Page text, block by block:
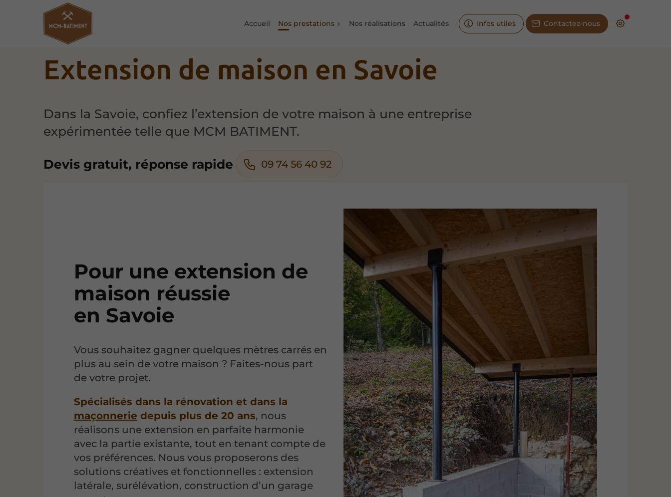
Accueil Nos prestations Nos réalisations Actualités Infos utiles Contactez-nous
Extension de maison en Savoie
Dans la Savoie, confiez l’extension de votre maison à une entreprise
expérimentée telle que MCM BATIMENT.
Devis gratuit, réponse rapide 09 74 56 40 92
Pour une extension de
maison réussie
en Savoie
Vous souhaitez gagner quelques mètres carrés en
plus au sein de votre maison ? Faites-nous part
de votre projet.
Spécialisés dans la rénovation et dans la
maçonnerie depuis plus de 20 ans, nous
réalisons une extension en parfaite harmonie
avec la partie existante, tout en tenant compte de
vos préférences. Nous vous proposerons des
solutions créatives et fonctionnelles : extension
latérale, surélévation, construction d’un garage